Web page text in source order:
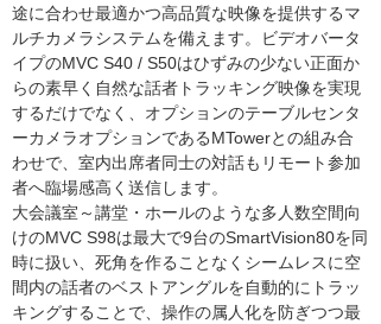
途に合わせ最適かつ高品質な映像を提供するマ
ルチカメラシステムを備えます。ビデオバータ
イプのMVC S40 / S50はひずみの少ない正面か
らの素早く自然な話者トラッキング映像を実現
するだけでなく、オプションのテーブルセンタ
ーカメラオプションであるMTowerとの組み合
わせで、室内出席者同士の対話もリモート参加
者へ臨場感高く送信します。
大会議室～講堂・ホールのような多人数空間向
けのMVC S98は最大で9台のSmartVision80を同
時に扱い、死角を作ることなくシームレスに空
間内の話者のベストアングルを自動的にトラッ
キングすることで、操作の属人化を防ぎつつ最